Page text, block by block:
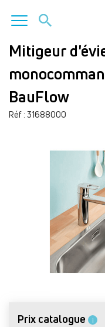
Aller
contenu
principal
Mitigeur
BauFlow
Réf : 31688000
Prix catalogue i